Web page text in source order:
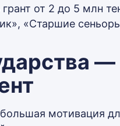
от 2 до 5 млн
«Старшие
мотивация